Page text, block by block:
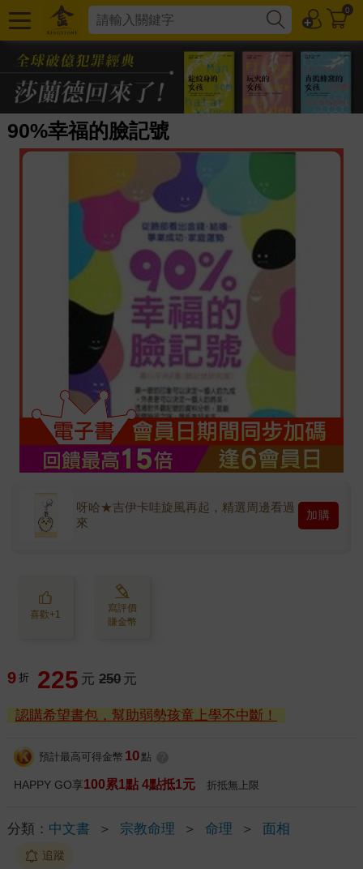
0
90%幸福的臉記號
呀哈★吉伊卡哇旋風再起，精選周邊看過
來
加購
喜歡+1
寫評價
賺金幣
9 折 225 元 250 元
認購希望書包，幫助弱勢孩童上學不中斷！
預計最高可得金幣 10 點
HAPPY GO享100累1點 4點抵1元 折抵無上限
分類： 中文書 ＞ 宗教命理 ＞ 命理 ＞ 面相
追蹤